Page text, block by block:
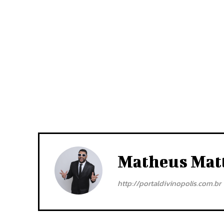
Matheus
http://portaldivinopolis.com.br